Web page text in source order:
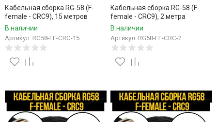
Кабельная сборка RG-58 (F-
female - CRC9), 15 метров
В наличии
Артикул: RG58-FF-CRC-15
Кабельная сборка RG-58 (F-
female - CRC9), 2 метра
В наличии
Артикул: RG58-FF-CRC-2